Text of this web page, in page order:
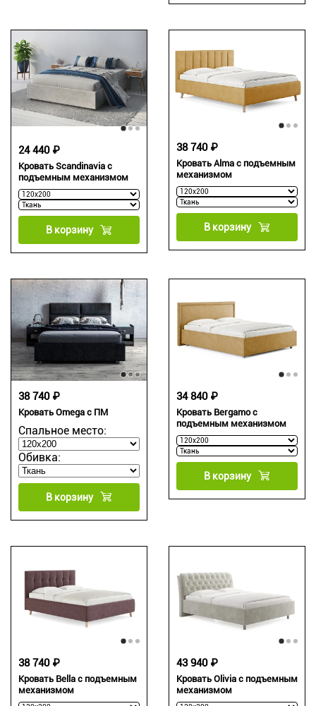
Кровать Scandinavia с
подъемным механизмом
24 440 ₽
В корзину
Кровать Alma с подъемным
механизмом
38 740 ₽
В корзину
Кровать Omega с ПМ
Спальное место:
Обивка:
38 740 ₽
В корзину
Кровать Bergamo с
подъемным механизмом
34 840 ₽
В корзину
Кровать Bella с подъемным
механизмом
38 740 ₽
Кровать Olivia с подъемным
механизмом
43 940 ₽